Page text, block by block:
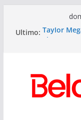
Ultimo: Taylor
Elettra
Sexy
Rihanna